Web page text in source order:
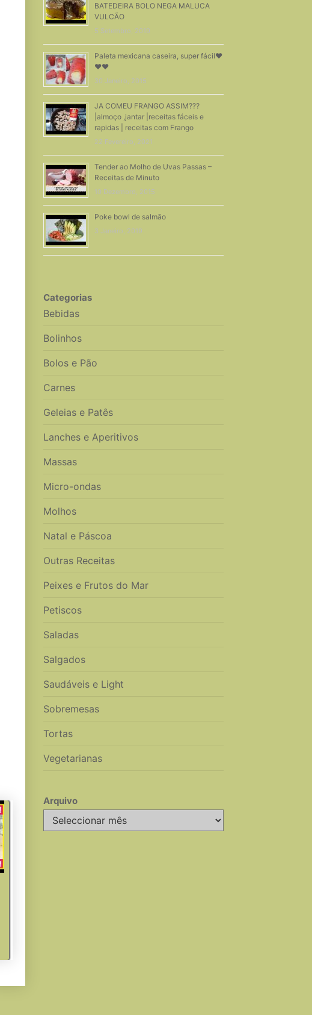
BATEDEIRA BOLO NEGA MALUCA
VULCÃO
5 Setembro, 2019
Paleta mexicana caseira, super fácil❤
❤❤
30 Janeiro, 2015
JA COMEU FRANGO ASSIM???
|almoço ,jantar |receitas fáceis e
rapidas | receitas com Frango
22 Fevereiro, 2021
Tender ao Molho de Uvas Passas –
Receitas de Minuto
10 Dezembro, 2015
Poke bowl de salmão
3 Janeiro, 2019
Categorias
Bebidas
Bolinhos
Bolos e Pão
Carnes
Geleias e Patês
Lanches e Aperitivos
Massas
Micro-ondas
Molhos
Natal e Páscoa
Outras Receitas
Peixes e Frutos do Mar
Petiscos
Saladas
Salgados
Saudáveis e Light
Sobremesas
Tortas
Vegetarianas
Arquivo
Arquivo